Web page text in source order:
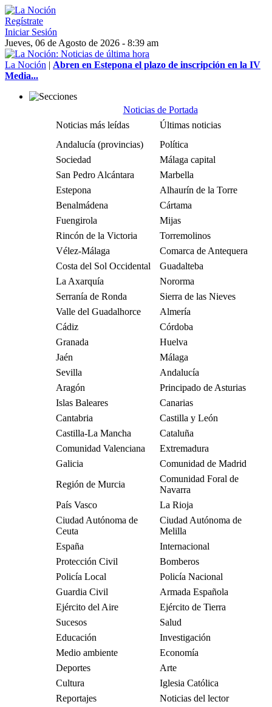
Regístrate
Iniciar Sesión
Jueves, 06 de Agosto de 2026 - 8:39 am
La Noción | Abren en Estepona el plazo de inscripción en la IV
Media...
Noticias de Portada
Noticias más leídas
Últimas noticias
Andalucía (provincias)
Política
Sociedad
Málaga capital
San Pedro Alcántara
Marbella
Estepona
Alhaurín de la Torre
Benalmádena
Cártama
Fuengirola
Mijas
Rincón de la Victoria
Torremolinos
Vélez-Málaga
Comarca de Antequera
Costa del Sol Occidental
Guadalteba
La Axarquía
Nororma
Serranía de Ronda
Sierra de las Nieves
Valle del Guadalhorce
Almería
Cádiz
Córdoba
Granada
Huelva
Jaén
Málaga
Sevilla
Andalucía
Aragón
Principado de Asturias
Islas Baleares
Canarias
Cantabria
Castilla y León
Castilla-La Mancha
Cataluña
Comunidad Valenciana
Extremadura
Galicia
Comunidad de Madrid
Región de Murcia
Comunidad Foral de
Navarra
País Vasco
La Rioja
Ciudad Autónoma de
Ceuta
Ciudad Autónoma de
Melilla
España
Internacional
Protección Civil
Bomberos
Policía Local
Policía Nacional
Guardia Civil
Armada Española
Ejército del Aire
Ejército de Tierra
Sucesos
Salud
Educación
Investigación
Medio ambiente
Economía
Deportes
Arte
Cultura
Iglesia Católica
Reportajes
Noticias del lector